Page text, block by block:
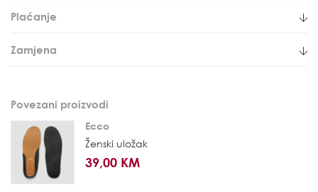
Plaćanje
Zamjena
Povezani proizvodi
Ecco
Ženski uložak
39,00 KM